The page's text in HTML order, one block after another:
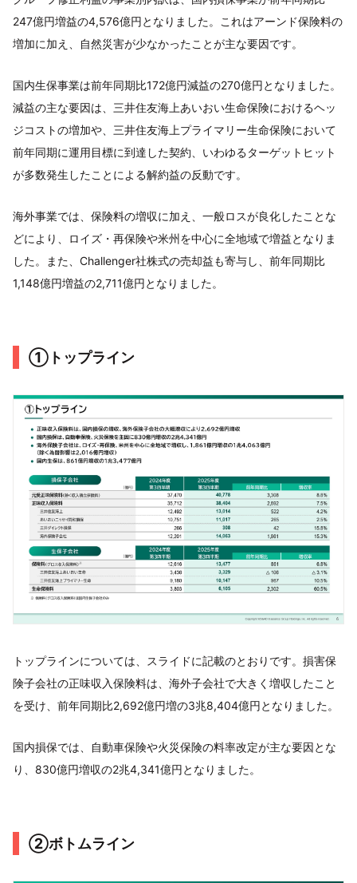
247億円増益の4,576億円となりました。これはアーンド保険料の
増加に加え、自然災害が少なかったことが主な要因です。
国内生保事業は前年同期比172億円減益の270億円となりました。
減益の主な要因は、三井住友海上あいおい生命保険におけるヘッ
ジコストの増加や、三井住友海上プライマリー生命保険において
前年同期に運用目標に到達した契約、いわゆるターゲットヒット
が多数発生したことによる解約益の反動です。
海外事業では、保険料の増収に加え、一般ロスが良化したことな
どにより、ロイズ・再保険や米州を中心に全地域で増益となりま
した。また、Challenger社株式の売却益も寄与し、前年同期比
1,148億円増益の2,711億円となりました。
①トップライン
トップラインについては、スライドに記載のとおりです。損害保
険子会社の正味収入保険料は、海外子会社で大きく増収したこと
を受け、前年同期比2,692億円増の3兆8,404億円となりました。
国内損保では、自動車保険や火災保険の料率改定が主な要因とな
り、830億円増収の2兆4,341億円となりました。
②ボトムライン